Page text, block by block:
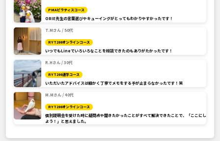
PMAピラティスコース
ORIE先生の言葉選びやキューイングがとってもわかりやすかったです！
T.Mさん / 50代
RYT200オンラインコース
いつでもLineでいろいろなことを相談できたのもありがたかったです！
R.Hさん / 30代
RYT200通学コース
いただいたアドバイスは細かく丁寧でメモをする手が止まらなかったです！笑
M.Mさん / 40代
RYT200オンラインコース
個別説明会を受けた時に疑問点や聞きたかったことがすべて解決できたことで、「ここにし
よう！」と思えました。